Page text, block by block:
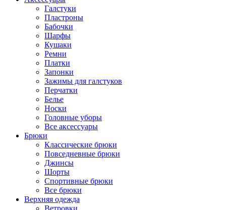
Галстуки
Пластроны
Бабочки
Шарфы
Кушаки
Ремни
Платки
Запонки
Зажимы для галстуков
Перчатки
Белье
Носки
Головные уборы
Все аксессуары
Брюки
Классические брюки
Повседневные брюки
Джинсы
Шорты
Спортивные брюки
Все брюки
Верхняя одежда
Ветровки